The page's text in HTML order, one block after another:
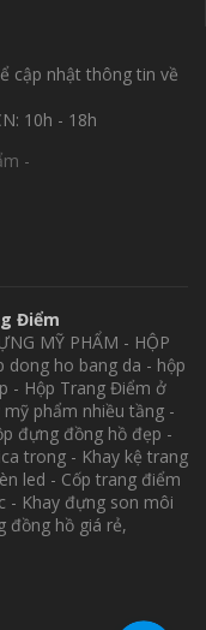
cập nhật thông tin về
10h - 18h
-
Điểm
MỸ PHẨM - HỘP
dong ho bang da - hộp
- Hộp Trang Điểm ở
phẩm nhiều tầng -
đựng đồng hồ đẹp -
trong - Khay kệ trang
led - Cốp trang điểm
- Khay đựng son môi
đồng hồ giá rẻ,